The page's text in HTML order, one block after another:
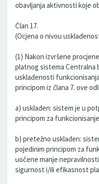
obavljanja aktivnosti koje
Član 17.
(Ocjena o nivou
(1) Nakon izvršene
platnog sistema Centralna
usklađenosti
principom iz člana 7. ove
a) usklađen: sistem je u
principom za
b) pretežno usklađen:
pojedinim principom za
uočene manje
sigurnost i/ili efikasnost